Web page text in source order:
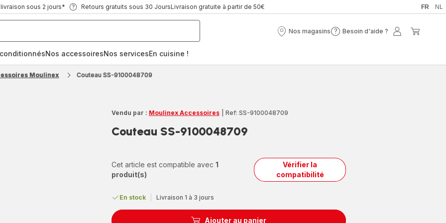
sous 2 jours* Retours gratuits sous 30 JoursLivraison gratuite à partir de 50€ FR NL
Nos magasins
Nos
Besoin d'aide ?
Besoin
Mon
Nos accessoiresNos servicesEn cuisine !
Moulinex Couteau SS-9100048709
Vendu par : Moulinex Accessoires Ref: SS-9100048709
Couteau SS-9100048709
Cet article est compatible avec 1
produit(s)
Vérifier la
compatibilité
En stock Livraison 1 à 3 jours
Ajouter au panier